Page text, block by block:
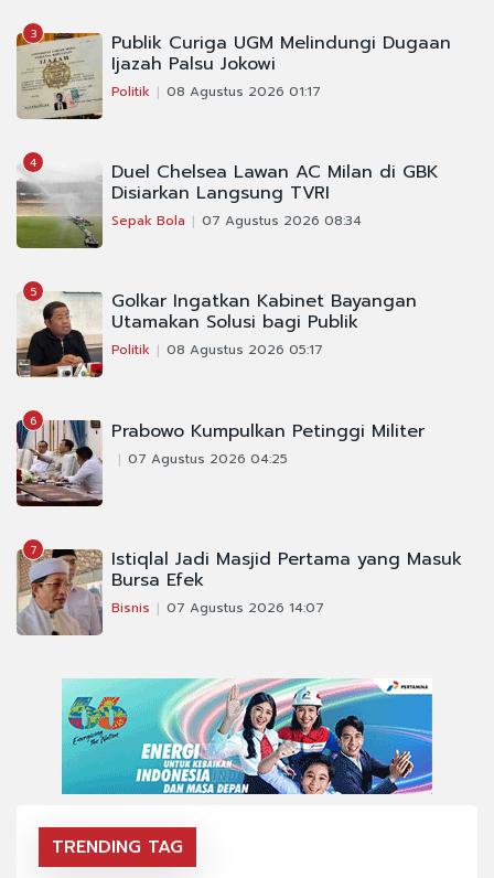
3 Publik Curiga UGM Melindungi Dugaan
Ijazah Palsu Jokowi
Politik 08 Agustus 2026 01:17
4 Duel Chelsea Lawan AC Milan di GBK
Disiarkan Langsung TVRI
Sepak Bola 07 Agustus 2026 08:34
5 Golkar Ingatkan Kabinet Bayangan
Utamakan Solusi bagi Publik
Politik 08 Agustus 2026 05:17
6 Prabowo Kumpulkan Petinggi Militer
07 Agustus 2026 04:25
7 Istiqlal Jadi Masjid Pertama yang Masuk
Bursa Efek
Bisnis 07 Agustus 2026 14:07
TRENDING TAG